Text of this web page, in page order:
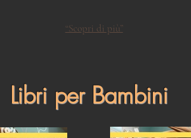
“Scopri di più”
Libri per Bambini